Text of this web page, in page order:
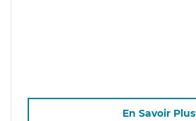
En Savoir Plus